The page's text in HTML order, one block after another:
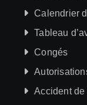
Calendrier
Tableau
Congés
Accident de